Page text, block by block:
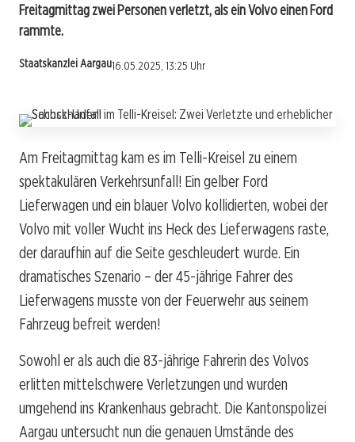
Freitagmittag zwei Personen verletzt, als ein Volvo einen Ford
rammte.
Staatskanzlei Aargau16.05.2025, 13:25 Uhr
Am Freitagmittag kam es im Telli-Kreisel zu einem
spektakulären Verkehrsunfall! Ein gelber Ford
Lieferwagen und ein blauer Volvo kollidierten, wobei der
Volvo mit voller Wucht ins Heck des Lieferwagens raste,
der daraufhin auf die Seite geschleudert wurde. Ein
dramatisches Szenario – der 45-jährige Fahrer des
Lieferwagens musste von der Feuerwehr aus seinem
Fahrzeug befreit werden!
Sowohl er als auch die 83-jährige Fahrerin des Volvos
erlitten mittelschwere Verletzungen und wurden
umgehend ins Krankenhaus gebracht. Die Kantonspolizei
Aargau untersucht nun die genauen Umstände des